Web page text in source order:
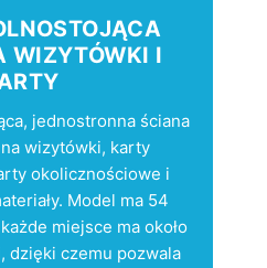
WIZYTÓWKI I
jednostronna ściana
wizytówki, karty
okolicznościowe i
Model ma 54
miejsce ma około
dzięki czemu pozwala